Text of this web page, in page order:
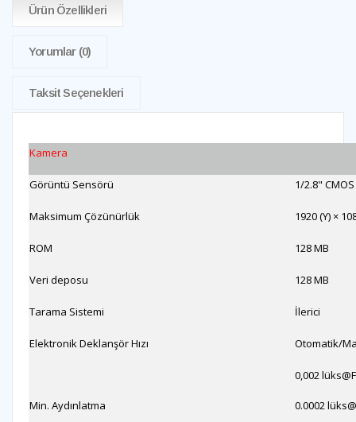
Ürün Özellikleri
Yorumlar (0)
Taksit Seçenekleri
Kamera
Görüntü Sensörü 1/2.8" CMOS
Maksimum Çözünürlük 1920 (Y) ×
ROM 128 MB
Veri deposu 128 MB
Tarama Sistemi İlerici
Elektronik Deklanşör Hızı Otomatik/
Min. Aydınlatma
0,002
0.0002